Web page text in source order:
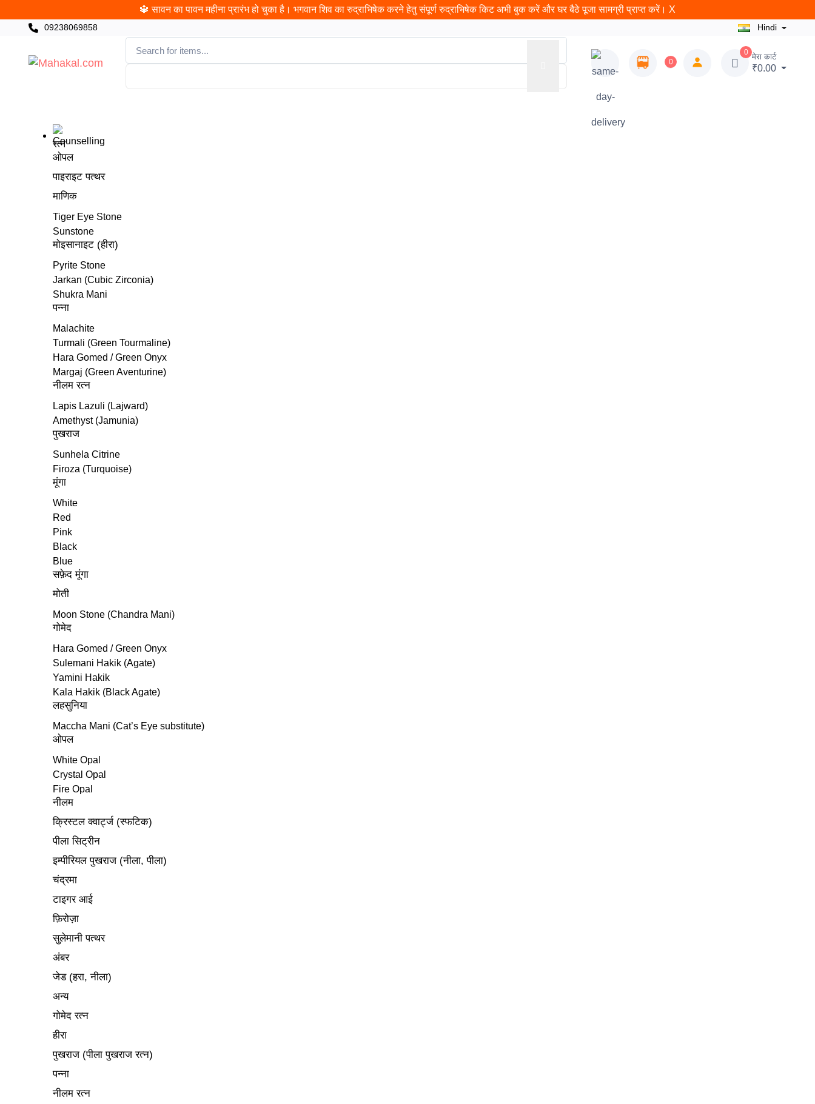
🔱 सावन का पावन महीना प्रारंभ हो चुका है। भगवान शिव का रुद्राभिषेक करने हेतु संपूर्ण रुद्राभिषेक किट अभी बुक करें और घर बैठे पूजा सामग्री प्राप्त करें। X
09238069858 Hindi
0
0 मेरा कार्ट
₹0.00
रत्न
ओपल
पाइराइट पत्थर
माणिक
Tiger Eye Stone
Sunstone
मोइसानाइट (हीरा)
Pyrite Stone
Jarkan (Cubic Zirconia)
Shukra Mani
पन्ना
Malachite
Turmali (Green Tourmaline)
Hara Gomed / Green Onyx
Margaj (Green Aventurine)
नीलम रत्‍न
Lapis Lazuli (Lajward)
Amethyst (Jamunia)
पुखराज
Sunhela Citrine
Firoza (Turquoise)
मूंगा
White
Red
Pink
Black
Blue
सफ़ेद मूंगा
मोती
Moon Stone (Chandra Mani)
गोमेद
Hara Gomed / Green Onyx
Sulemani Hakik (Agate)
Yamini Hakik
Kala Hakik (Black Agate)
लहसुनिया
Maccha Mani (Cat’s Eye substitute)
ओपल
White Opal
Crystal Opal
Fire Opal
नीलम
क्रिस्टल क्वार्ट्ज (स्फटिक)
पीला सिट्रीन
इम्पीरियल पुखराज (नीला, पीला)
चंद्रमा
टाइगर आई
फ़िरोज़ा
सुलेमानी पत्थर
अंबर
जेड (हरा, नीला)
अन्य
गोमेद रत्न
हीरा
पुखराज (पीला पुखराज रत्न)
पन्ना
नीलम रत्न